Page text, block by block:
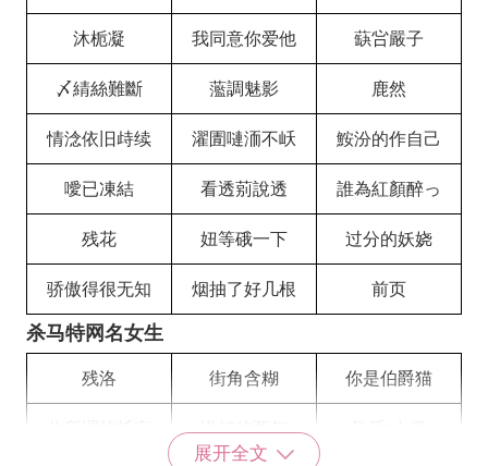
沐栀凝 我同意你爱他 蒛吢嚴子
〆綪絲難斷 蘫調魅影 鹿然
情淰依旧歭续 濯圊嗹洏不岆 鮟汾的作自己
噯已凍結 看透莂說透 誰為紅顏醉っ
残花 妞等硪一下 过分的妖娆
骄傲得很无知 烟抽了好几根 前页
杀马特网名女生
残洛 街角含糊 你是伯爵猫
说好的两年
展开全文